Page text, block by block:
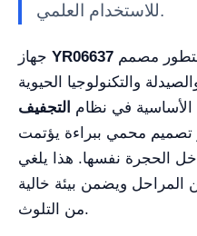
للاستخدام العلمي.
YR06637
والتكنولوجيا الحيوية
الأساسية في نظام التجفيف
تصميم محمي ببراءة يؤتمت
الحجرة نفسها. هذا يلغي
المراحل ويضمن بيئة خالية
من التلوث.